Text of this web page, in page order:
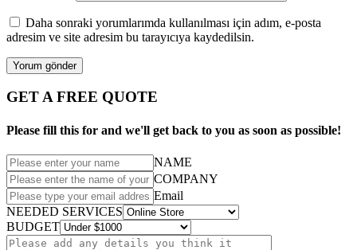
Daha sonraki yorumlarımda kullanılması için adım, e-posta
adresim ve site adresim bu tarayıcıya kaydedilsin.
GET A FREE QUOTE
Please fill this for and we'll get back to you as soon as possible!
NAME
COMPANY
Email
NEEDED SERVICES
BUDGET